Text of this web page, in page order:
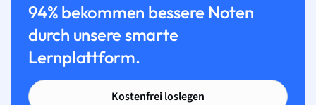
94% bekommen bessere Noten
durch unsere smarte
Lernplattform.
Kostenfrei loslegen